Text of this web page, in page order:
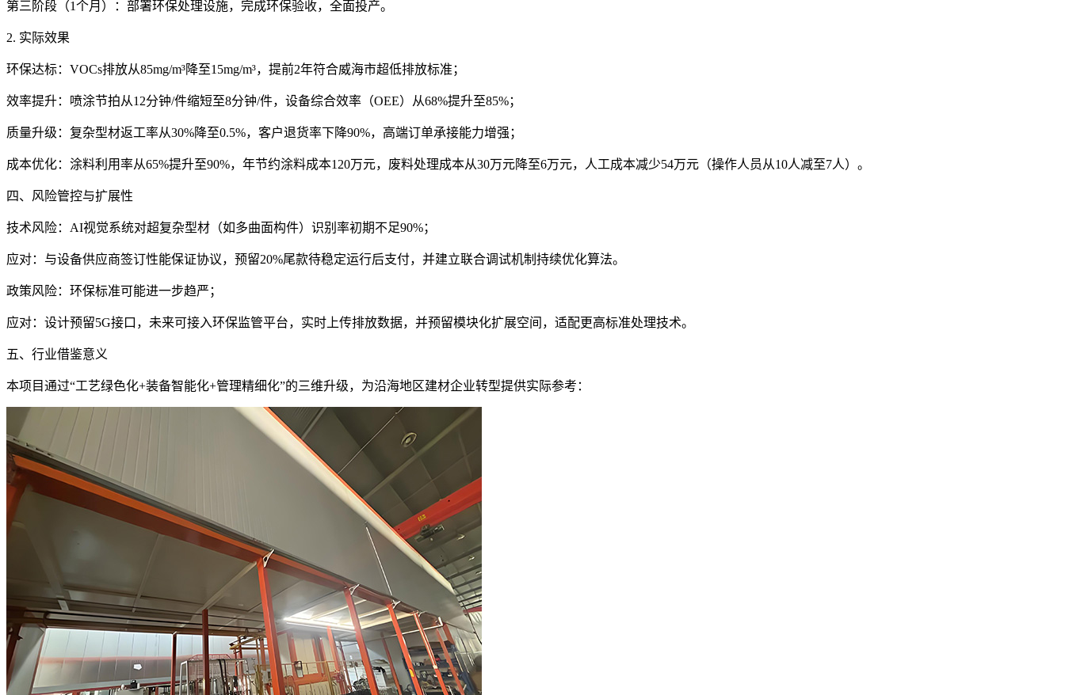
第三阶段（1个月）：部署环保处理设施，完成环保验收，全面投产。
2. 实际效果
环保达标：VOCs排放从85mg/m³降至15mg/m³，提前2年符合威海市超低排放标准；
效率提升：喷涂节拍从12分钟/件缩短至8分钟/件，设备综合效率（OEE）从68%提升至85%；
质量升级：复杂型材返工率从30%降至0.5%，客户退货率下降90%，高端订单承接能力增强；
成本优化：涂料利用率从65%提升至90%，年节约涂料成本120万元，废料处理成本从30万元降至6万元，人工成本减少54万元（操作人员从10人减至7人）。
四、风险管控与扩展性
技术风险：AI视觉系统对超复杂型材（如多曲面构件）识别率初期不足90%；
应对：与设备供应商签订性能保证协议，预留20%尾款待稳定运行后支付，并建立联合调试机制持续优化算法。
政策风险：环保标准可能进一步趋严；
应对：设计预留5G接口，未来可接入环保监管平台，实时上传排放数据，并预留模块化扩展空间，适配更高标准处理技术。
五、行业借鉴意义
本项目通过“工艺绿色化+装备智能化+管理精细化”的三维升级，为沿海地区建材企业转型提供实际参考：